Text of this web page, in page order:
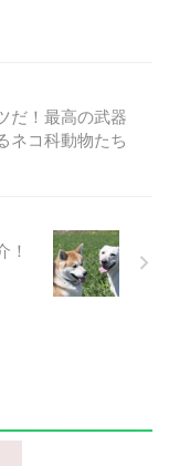
だ！最高の武器
ネコ科動物たち
！